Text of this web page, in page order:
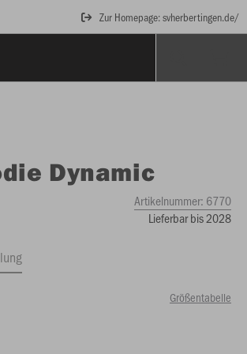
Zur Homepage: svherbertingen.de/
Dynamic
Artikelnummer: 6770
Lieferbar bis 2028
Größentabelle